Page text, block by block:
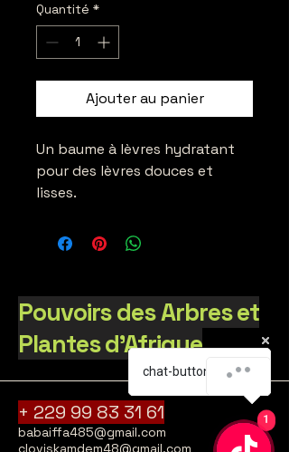
Quantité *
Ajouter au panier
Un baume à lèvres hydratant
pour des lèvres douces et
lisses.
Pouvoirs des Arbres et
Plantes d'Afrique
+ 229 99 83 31 61
babaiffa485@gmail.com
cloviskamdem48@gmail.com
chat-button-speech
1
chat-button-speech
1